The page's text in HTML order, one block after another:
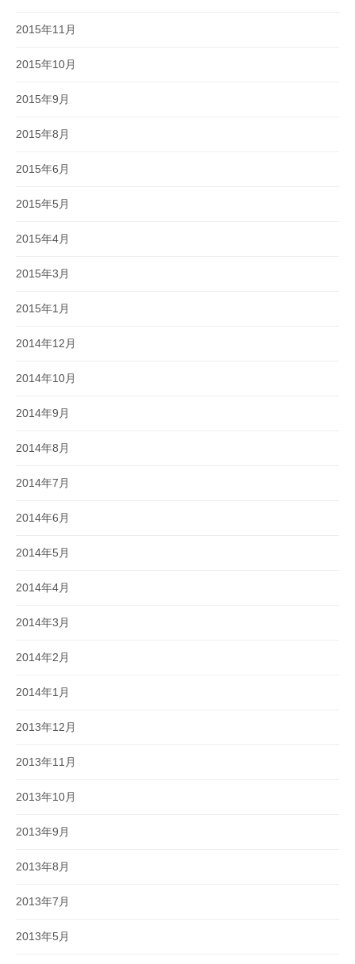
2015年11月
2015年10月
2015年9月
2015年8月
2015年6月
2015年5月
2015年4月
2015年3月
2015年1月
2014年12月
2014年10月
2014年9月
2014年8月
2014年7月
2014年6月
2014年5月
2014年4月
2014年3月
2014年2月
2014年1月
2013年12月
2013年11月
2013年10月
2013年9月
2013年8月
2013年7月
2013年5月